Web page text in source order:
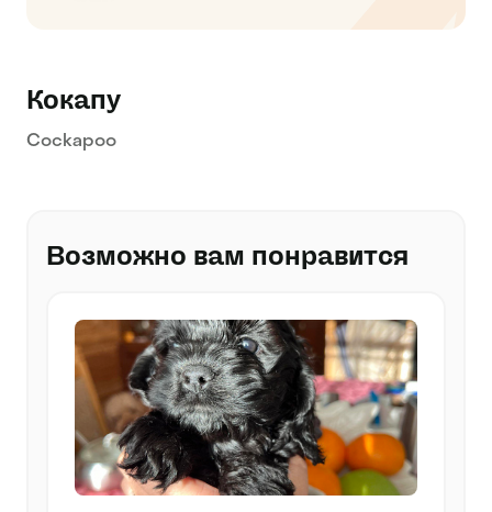
Кокапу
Cockapoo
Возможно вам понравится